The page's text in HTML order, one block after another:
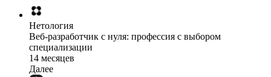
Нетология
Веб-разработчик с нуля: профессия с выбором
специализации
14 месяцев
Далее